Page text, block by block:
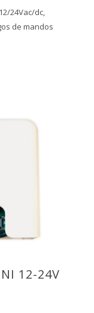
24Vac/dc,
de mandos
12-24V